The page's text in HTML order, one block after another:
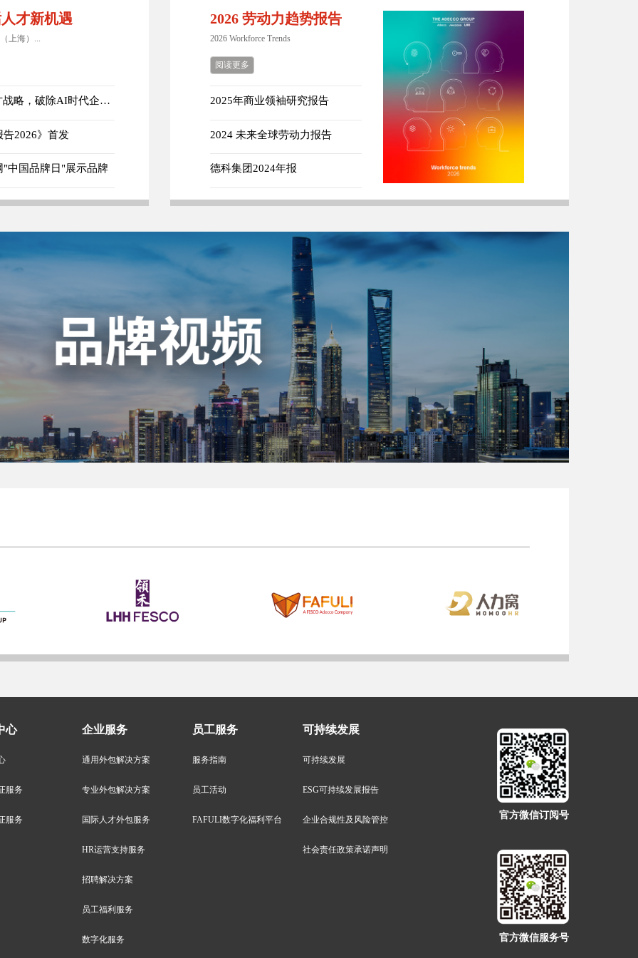
才新机遇
上海）...
【2026达沃斯】德科集团：以"信任"重构人才战略，破除AI时代企业转型误区
2026》首发
"中国品牌日"展示品牌
2026 劳动力趋势报告
2026 Workforce Trends
阅读更多
2025年商业领袖研究报告
2024 未来全球劳动力报告
德科集团2024年报
心
服务
服务
企业服务
通用外包解决方案
专业外包解决方案
国际人才外包服务
HR运营支持服务
招聘解决方案
员工福利服务
数字化服务
员工服务
服务指南
员工活动
FAFULI数字化福利平台
可持续发展
可持续发展
ESG可持续发展报告
企业合规性及风险管控
社会责任政策承诺声明
官方微信订阅号
官方微信服务号